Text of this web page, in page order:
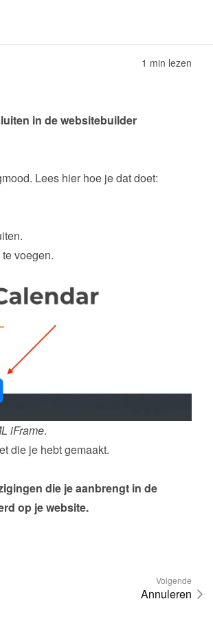
1 min lezen
Je kunt kalenders van Bookingmood insluiten in de websitebuilder
voegen.
iFrame.
die je hebt gemaakt.
die je aanbrengt in de
op je website.
Volgende
Annuleren